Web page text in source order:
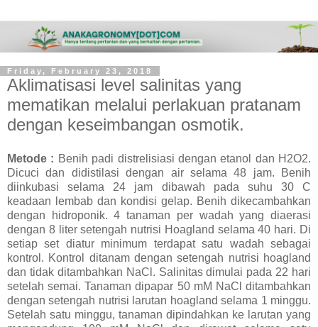
Friday, February 23, 2018
Aklimatisasi level salinitas yang
mematikan melalui perlakuan pratanam
dengan keseimbangan osmotik.
Metode : Benih padi distrelisiasi dengan etanol dan H2O2.
Dicuci dan didistilasi dengan air selama 48 jam. Benih
diinkubasi selama 24 jam dibawah pada suhu 30 C
keadaan lembab dan kondisi gelap. Benih dikecambahkan
dengan hidroponik. 4 tanaman per wadah yang diaerasi
dengan 8 liter setengah nutrisi Hoagland selama 40 hari. Di
setiap set diatur minimum terdapat satu wadah sebagai
kontrol. Kontrol ditanam dengan setengah nutrisi hoagland
dan tidak ditambahkan NaCl. Salinitas dimulai pada 22 hari
setelah semai. Tanaman dipapar 50 mM NaCl ditambahkan
dengan setengah nutrisi larutan hoagland selama 1 minggu.
Setelah satu minggu, tanaman dipindahkan ke larutan yang